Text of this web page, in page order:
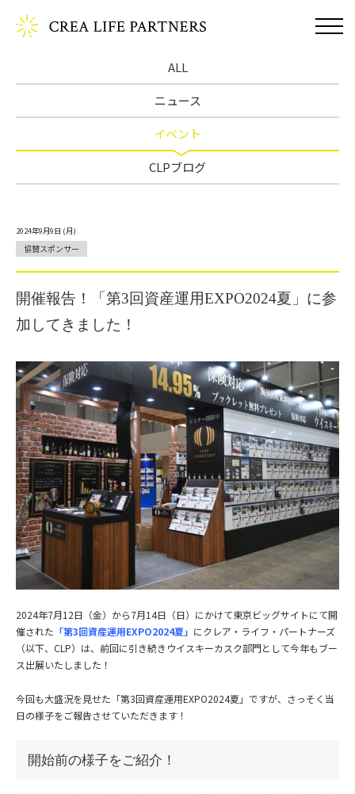
ALL
ニュース
イベント
CLPブログ
2024年9月9日 (月)
協賛スポンサー
開催報告！「第3回資産運用EXPO2024夏」に参
加してきました！
2024年7月12日（金）から7月14日（日）にかけて東京ビッグサイトにて開
催された 「第3回資産運用EXPO2024夏」 にクレア・ライフ・パートナーズ
（以下、CLP）は、前回に引き続きウイスキーカスク部門として今年もブー
ス出展いたしました！
今回も大盛況を見せた「第3回資産運用EXPO2024夏」ですが、さっそく当
日の様子をご報告させていただきます！
開始前の様子をご紹介！